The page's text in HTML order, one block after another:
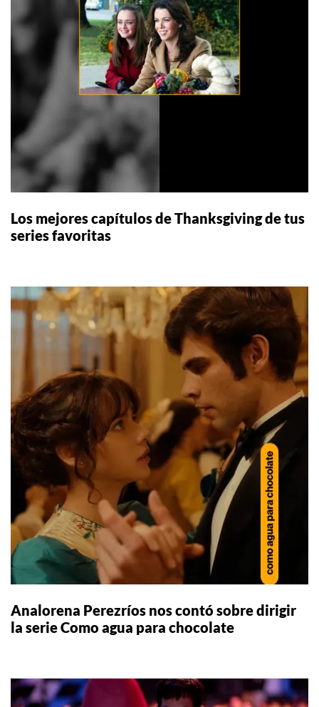
Los mejores capítulos de Thanksgiving de tus
series favoritas
Analorena Perezríos nos contó sobre dirigir
la serie Como agua para chocolate